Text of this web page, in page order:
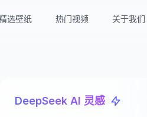
选壁纸 热门视频 关于我们
DeepSeek AI 灵感